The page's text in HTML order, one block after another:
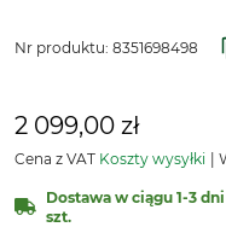
Nr produktu: 8351698498
2 099,00 zł
Cena z VAT Koszty wysyłki
Dostawa w ciągu 1-3
szt.